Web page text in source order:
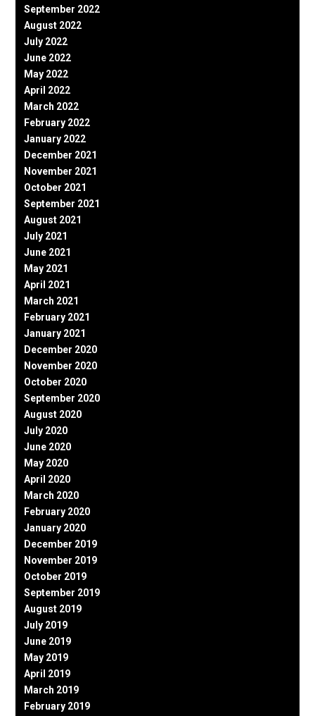
September 2022
August 2022
July 2022
June 2022
May 2022
April 2022
March 2022
February 2022
January 2022
December 2021
November 2021
October 2021
September 2021
August 2021
July 2021
June 2021
May 2021
April 2021
March 2021
February 2021
January 2021
December 2020
November 2020
October 2020
September 2020
August 2020
July 2020
June 2020
May 2020
April 2020
March 2020
February 2020
January 2020
December 2019
November 2019
October 2019
September 2019
August 2019
July 2019
June 2019
May 2019
April 2019
March 2019
February 2019